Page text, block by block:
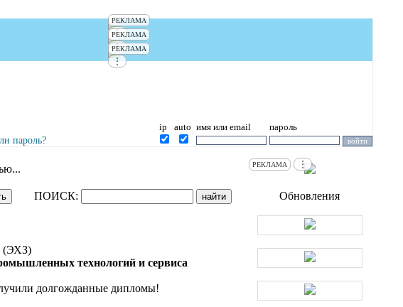
РЕКЛАМА
⋮
РЕКЛАМА
⋮
РЕКЛАМА
⋮
пароль?
ip auto имя или email пароль
ПОИСК:
(ЭХЗ)
технологий и сервиса
долгожданные дипломы!
РЕКЛАМА ⋮
Обновления